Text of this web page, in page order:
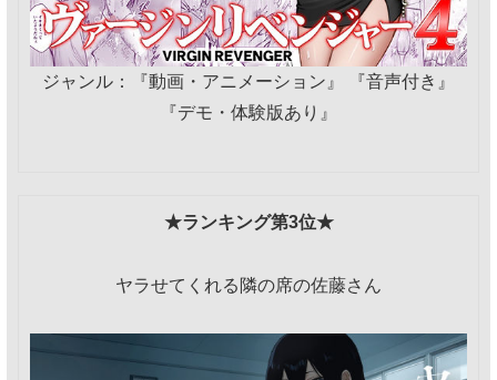
ジャンル：『動画・アニメーション』 『音声付き』
『デモ・体験版あり』
★ランキング第3位★
ヤラせてくれる隣の席の佐藤さん